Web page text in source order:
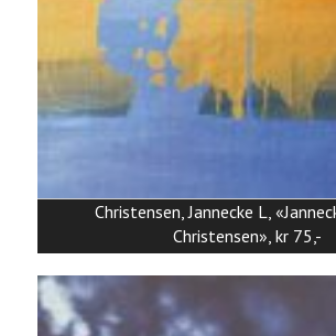
Christensen, Jannecke L,
Christensen», kr 75,-